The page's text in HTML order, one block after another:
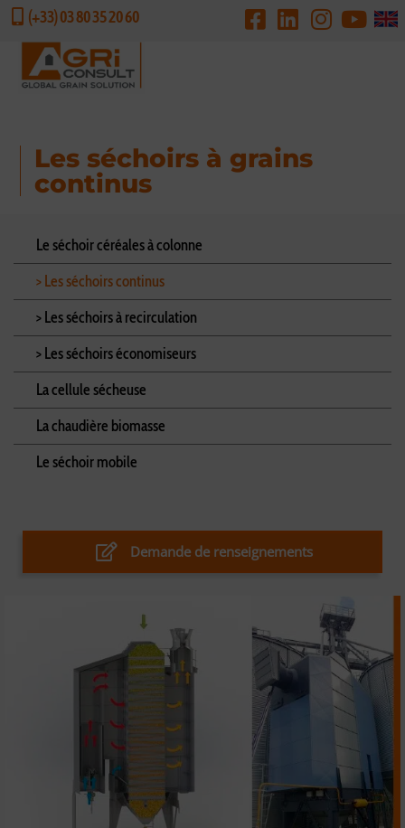
DEMANDE DE DEVIS
(+33) 03 80 35 20 60
Les séchoirs à grains
continus
Le séchoir céréales à colonne
> Les séchoirs continus
> Les séchoirs à recirculation
> Les séchoirs économiseurs
La cellule sécheuse
La chaudière biomasse
Le séchoir mobile
Demande de renseignements